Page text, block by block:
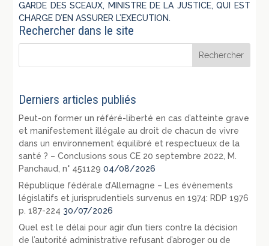
GARDE DES SCEAUX, MINISTRE DE LA JUSTICE, QUI EST
CHARGE D’EN ASSURER L’EXECUTION.
Rechercher dans le site
Derniers articles publiés
Peut-on former un référé-liberté en cas d’atteinte grave
et manifestement illégale au droit de chacun de vivre
dans un environnement équilibré et respectueux de la
santé ? – Conclusions sous CE 20 septembre 2022, M.
Panchaud, n° 451129 04/08/2026
République fédérale d’Allemagne – Les évènements
législatifs et jurisprudentiels survenus en 1974: RDP 1976
p. 187-224 30/07/2026
Quel est le délai pour agir d’un tiers contre la décision
de l’autorité administrative refusant d’abroger ou de